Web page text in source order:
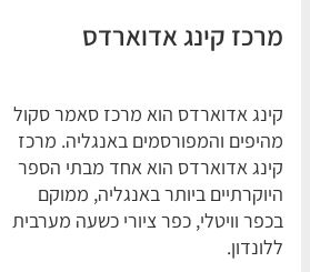
מרכז קינג אדוארדס
קינג אדוארדס הוא מרכז סאמר סקול
מהיפים והמפורסמים באנגליה. מרכז
קינג אדוארדס הוא אחד מבתי הספר
היוקרתיים ביותר באנגליה, ממוקם
בכפר וויטלי, כפר ציורי כשעה מערבית
ללונדון.